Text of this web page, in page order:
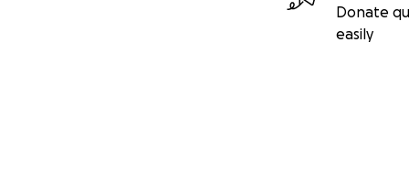
Donate
easily